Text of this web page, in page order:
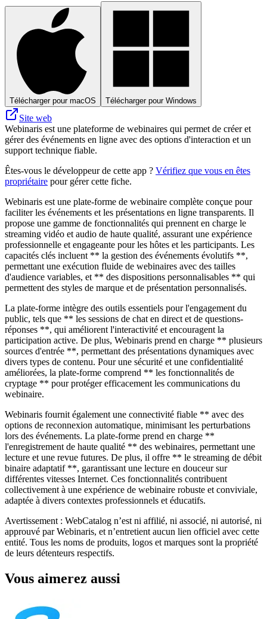
Télécharger pour macOS Télécharger pour Windows
Site web
Webinaris est une plateforme de webinaires qui permet de créer et
gérer des événements en ligne avec des options d'interaction et un
support technique fiable.
Êtes-vous le développeur de cette app ? Vérifiez que vous en êtes
propriétaire pour gérer cette fiche.
Webinaris est une plate-forme de webinaire complète conçue pour
faciliter les événements et les présentations en ligne transparents. Il
propose une gamme de fonctionnalités qui prennent en charge le
streaming vidéo et audio de haute qualité, assurant une expérience
professionnelle et engageante pour les hôtes et les participants. Les
capacités clés incluent ** la gestion des événements évolutifs **,
permettant une exécution fluide de webinaires avec des tailles
d'audience variables, et ** des dispositions personnalisables ** qui
permettent des styles de marque et de présentation personnalisés.
La plate-forme intègre des outils essentiels pour l'engagement du
public, tels que ** les sessions de chat en direct et de questions-
réponses **, qui améliorent l'interactivité et encouragent la
participation active. De plus, Webinaris prend en charge ** plusieurs
sources d'entrée **, permettant des présentations dynamiques avec
divers types de contenu. Pour une sécurité et une confidentialité
améliorées, la plate-forme comprend ** les fonctionnalités de
cryptage ** pour protéger efficacement les communications du
webinaire.
Webinaris fournit également une connectivité fiable ** avec des
options de reconnexion automatique, minimisant les perturbations
lors des événements. La plate-forme prend en charge **
l'enregistrement de haute qualité ** des webinaires, permettant une
lecture et une revue futures. De plus, il offre ** le streaming de débit
binaire adaptatif **, garantissant une lecture en douceur sur
différentes vitesses Internet. Ces fonctionnalités contribuent
collectivement à une expérience de webinaire robuste et conviviale,
adaptée à divers contextes professionnels et éducatifs.
Avertissement : WebCatalog n’est ni affilié, ni associé, ni autorisé, ni
approuvé par Webinaris, et n’entretient aucun lien officiel avec cette
entité. Tous les noms de produits, logos et marques sont la propriété
de leurs détenteurs respectifs.
Vous aimerez aussi